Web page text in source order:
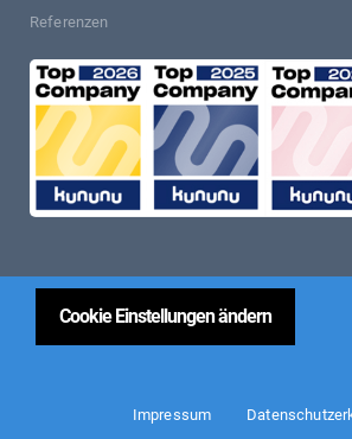
Referenzen
Cookie Einstellungen ändern
Impressum